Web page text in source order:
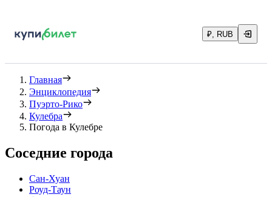
₽, RUB
Главная
Энциклопедия
Пуэрто-Рико
Кулебра
Погода в Кулебре
Соседние города
Сан-Хуан
Роуд-Таун